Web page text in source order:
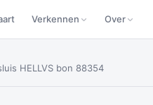
Verkennen Over
HELLVS bon 88354